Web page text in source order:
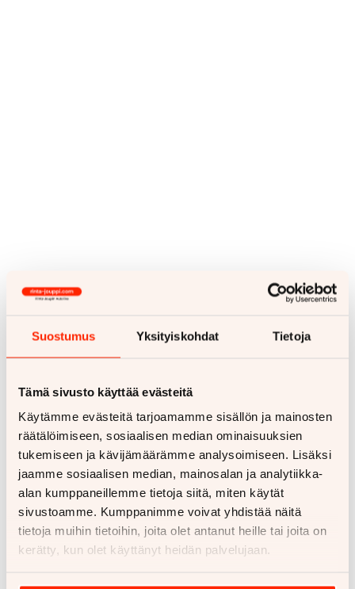
Suostumus Yksityiskohdat Tietoja
Tämä sivusto käyttää evästeitä
Käytämme evästeitä tarjoamamme sisällön ja mainosten
räätälöimiseen, sosiaalisen median ominaisuuksien
tukemiseen ja kävijämäärämme analysoimiseen. Lisäksi
jaamme sosiaalisen median, mainosalan ja analytiikka-
alan kumppaneillemme tietoja siitä, miten käytät
sivustoamme. Kumppanimme voivat yhdistää näitä
tietoja muihin tietoihin, joita olet antanut heille tai joita on
kerätty, kun olet käyttänyt heidän palvelujaan.